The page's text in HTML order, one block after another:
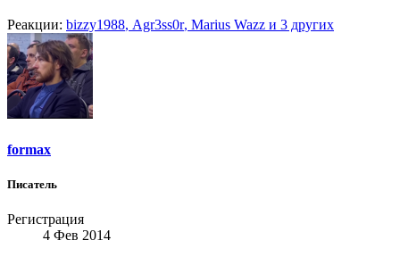
Реакции: bizzy1988, Agr3ss0r, Marius Wazz и 3 других
formax
Писатель
Регистрация
4 Фев 2014